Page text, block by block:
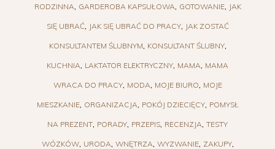
RODZINNA GARDEROBA KAPSUŁOWA GOTOWANIE JAK
SIĘ UBRAĆ JAK SIĘ UBRAĆ DO PRACY JAK ZOSTAĆ
KONSULTANTEM ŚLUBNYM KONSULTANT ŚLUBNY
KUCHNIA LAKTATOR ELEKTRYCZNY MAMA MAMA
WRACA DO PRACY MODA MOJE BIURO MOJE
MIESZKANIE ORGANIZACJA POKÓJ DZIECIĘCY POMYSŁ
NA PREZENT PORADY PRZEPIS RECENZJA TESTY
WÓZKÓW URODA WNĘTRZA WYZWANIE ZAKUPY